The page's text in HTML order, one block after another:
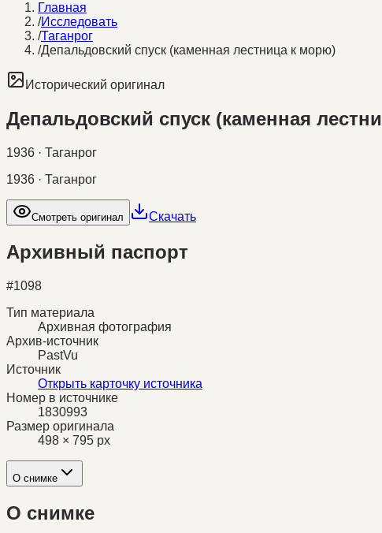
Главная
/Исследовать
/Таганрог
/Депальдовский спуск (каменная лестница к морю)
Исторический оригинал
Депальдовский спуск (каменная
1936 · Таганрог
1936 · Таганрог
Смотреть оригинал Скачать
Архивный паспорт
#1098
Тип материала
Архивная фотография
Архив-источник
PastVu
Источник
Открыть карточку источника
Номер в источнике
1830993
Размер оригинала
498 × 795 px
О снимке
О снимке